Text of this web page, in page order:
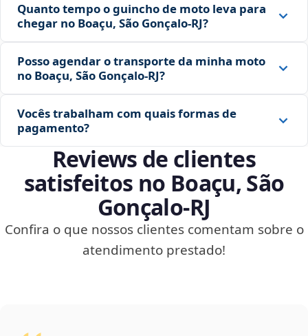
Quanto tempo o guincho de moto leva para
chegar no Boaçu, São Gonçalo‑RJ?
Posso agendar o transporte da minha moto
no Boaçu, São Gonçalo‑RJ?
Vocês trabalham com quais formas de
pagamento?
Reviews de clientes
satisfeitos no Boaçu, São
Gonçalo‑RJ
Confira o que nossos clientes comentam sobre o
atendimento prestado!